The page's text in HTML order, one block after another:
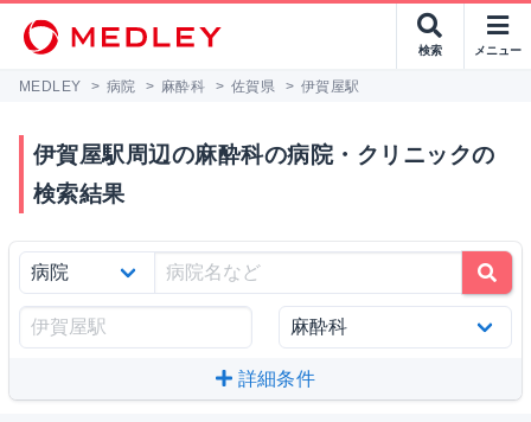
検索 メニュー
MEDLEY > 病院 > 麻酔科 > 佐賀県 > 伊賀屋駅
伊賀屋駅周辺の麻酔科の病院・クリニックの
検索結果
詳細条件